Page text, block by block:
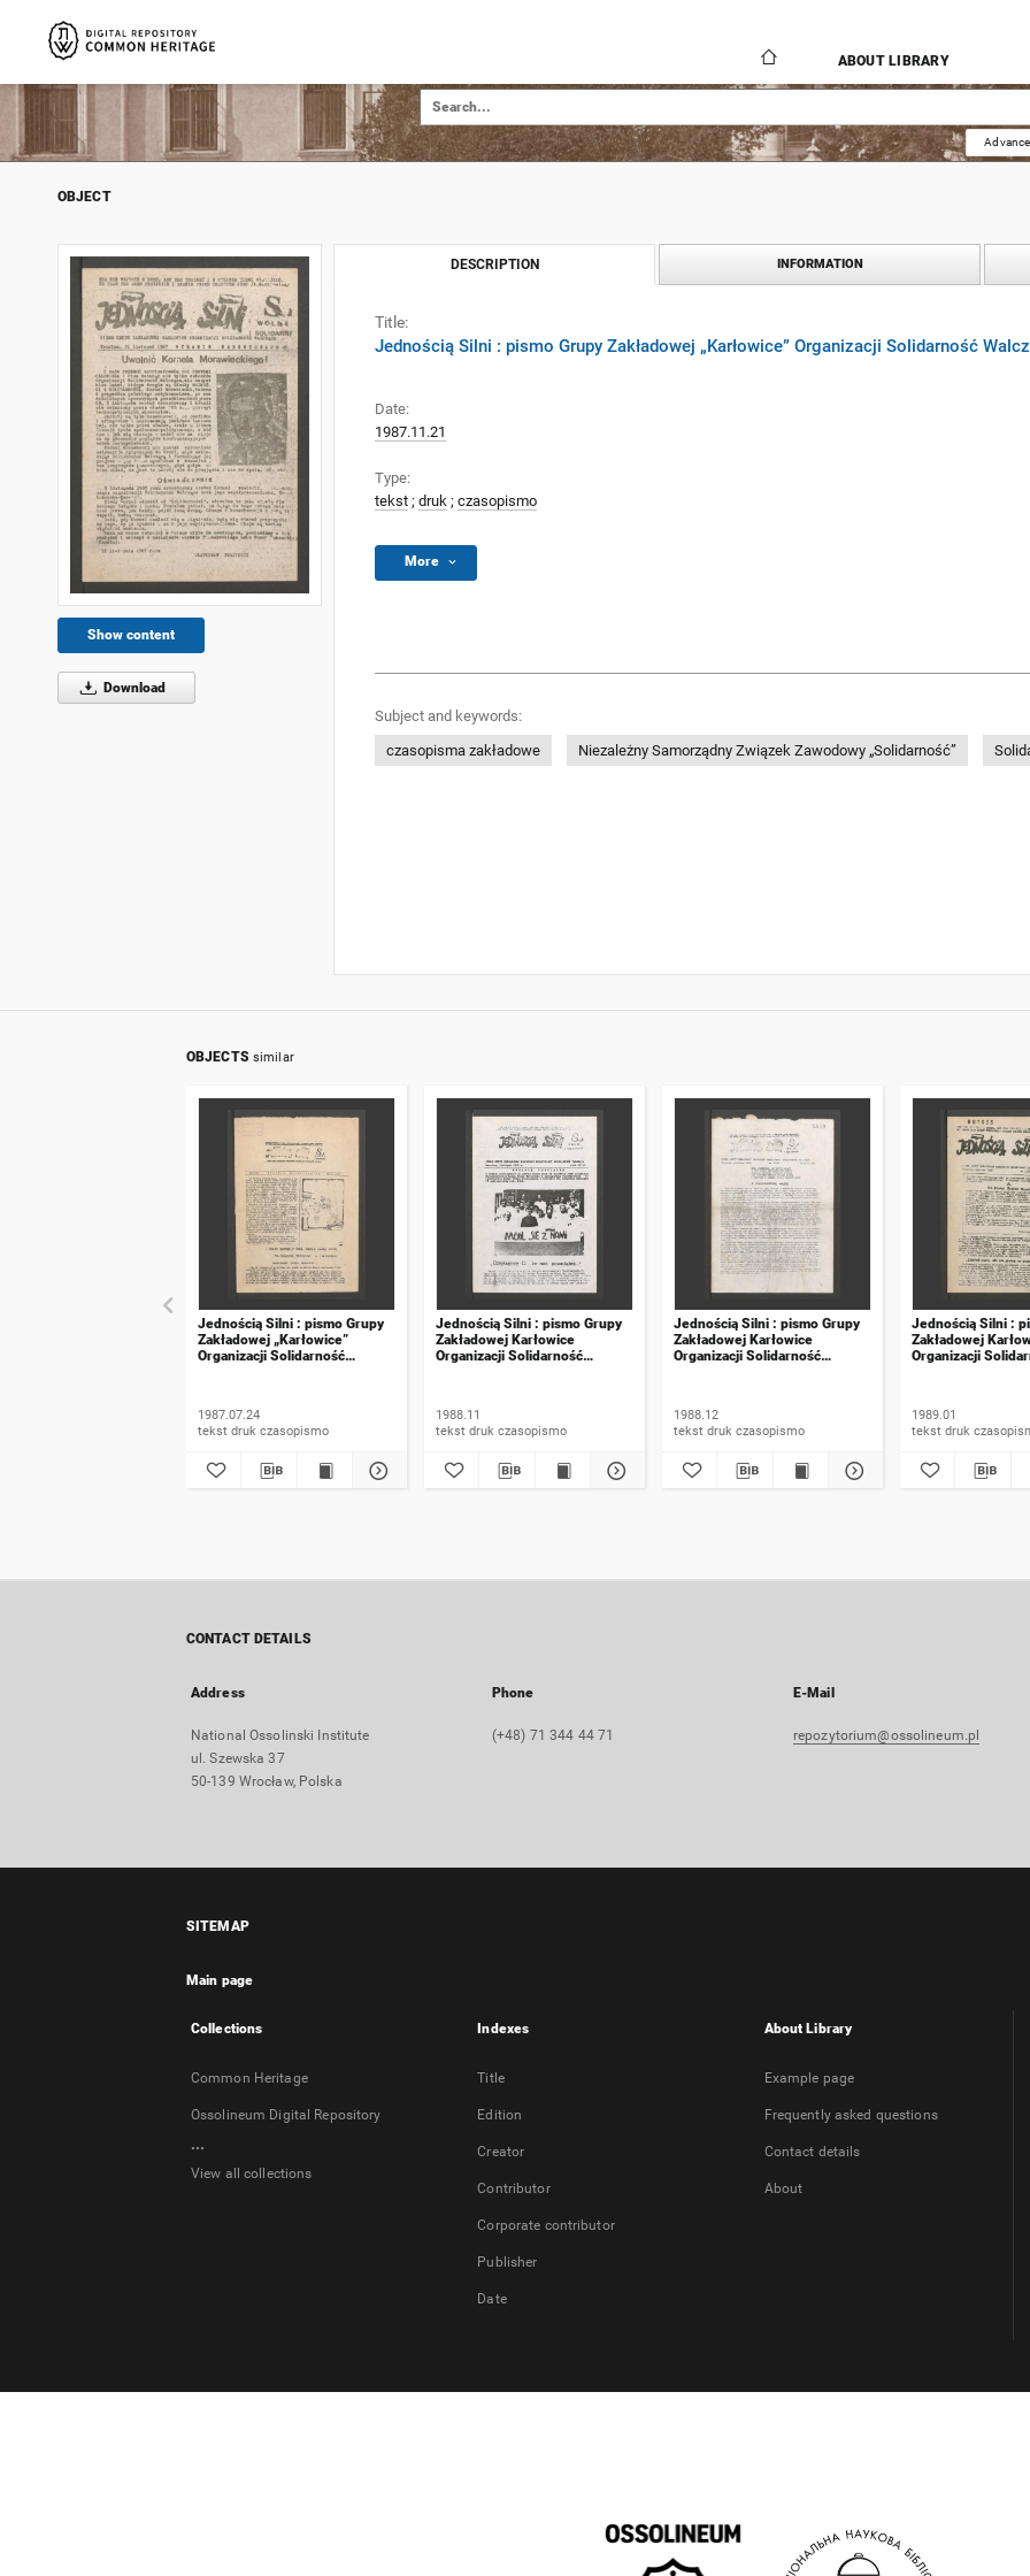
ABOUT LIBRARY
OBJECT
Show content
Download
DESCRIPTION INFORMATION
Title:
Jednością Silni : pismo Grupy Zakładowej „Karłowice” Organizacji Solidarność
Date:
1987.11.21
Type:
tekst ; druk ; czasopismo
More
Subject and keywords:
czasopisma zakładowe
Niezależny Samorządny Związek Zawodowy „Solidarność”
OBJECTS similar
Jednością Silni : pismo Grupy
Zakładowej „Karłowice”
Organizacji Solidarność
1987.07.24
tekst druk czasopismo
Jednością Silni : pismo Grupy
Zakładowej Karłowice
Organizacji Solidarność
1988.11
tekst druk czasopismo
Jednością Silni : pismo Grupy
Zakładowej Karłowice
Organizacji Solidarność
1988.12
tekst druk czasopismo
Jednością Silni :
Zakładowej
Organizacji
1989.01
tekst druk
CONTACT DETAILS
Address
National Ossolinski Institute
ul. Szewska 37
50-139 Wrocław, Polska
Phone
(+48) 71 344 44 71
E-Mail
repozytorium@ossolineum.pl
SITEMAP
Main page
Collections
Common Heritage
Ossolineum Digital Repository
...
View all collections
Indexes
Title
Edition
Creator
Contributor
Corporate contributor
Publisher
Date
About Library
Example page
Frequently asked questions
Contact details
About